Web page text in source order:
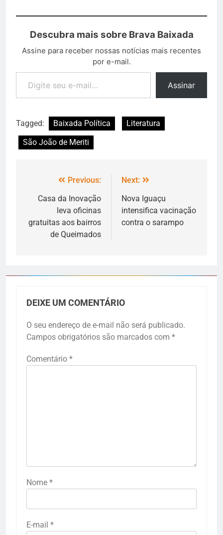
Descubra mais sobre Brava Baixada
Assine para receber nossas notícias mais recentes
por e-mail.
Assinar
Tagged: Baixada Política
Literatura
São João de Meriti
Previous:
Casa da Inovação
leva oficinas
gratuitas aos bairros
de Queimados
Next:
Nova Iguaçu
intensifica vacinação
contra o sarampo
DEIXE UM COMENTÁRIO
O seu endereço de e-mail não será publicado.
Campos obrigatórios são marcados com *
Comentário *
Nome *
E-mail *